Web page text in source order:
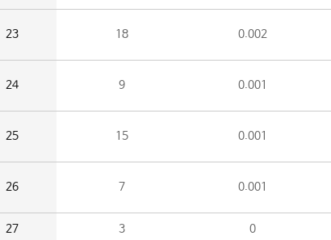
23 18 0.002
24 9 0.001
25 15 0.001
26 7 0.001
27 3 0